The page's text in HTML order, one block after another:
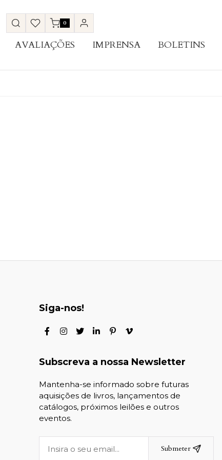
0
AVALIAÇÕES IMPRENSA BOLETINS
Siga-nos!
Subscreva a nossa Newsletter
Mantenha-se informado sobre futuras
aquisições de livros, lançamentos de
catálogos, próximos leilões e outros
eventos.
Submeter